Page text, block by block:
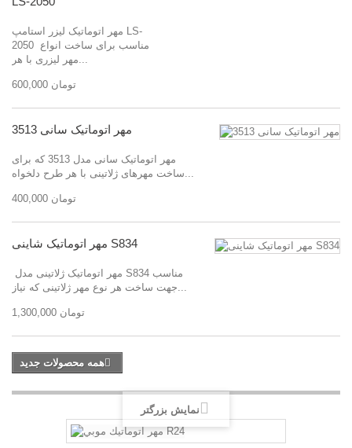
مهر اتوماتیک لیزر استامپ LS-
2050 مناسب برای ساخت انواع
مهر لیزری با هر...
600,000 تومان
مهر اتوماتیک سانی 3513
مهر اتوماتیک سانی مدل 3513 که برای
ساخت مهرهای ژلاتینی با هر طرح دلخواه...
400,000 تومان
مهر اتوماتیک شاینی S834
جهت ساخت هر نوع مهر ژلاتینی که نیاز...
1,300,000 تومان
همه محصولات جدید
نمایش بزرگتر